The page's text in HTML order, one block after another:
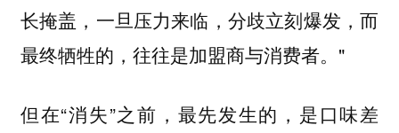
长掩盖，一旦压力来临，分歧立刻爆发，而
最终牺牲的，往往是加盟商与消费者。"
但在“消失”之前，最先发生的，是口味差